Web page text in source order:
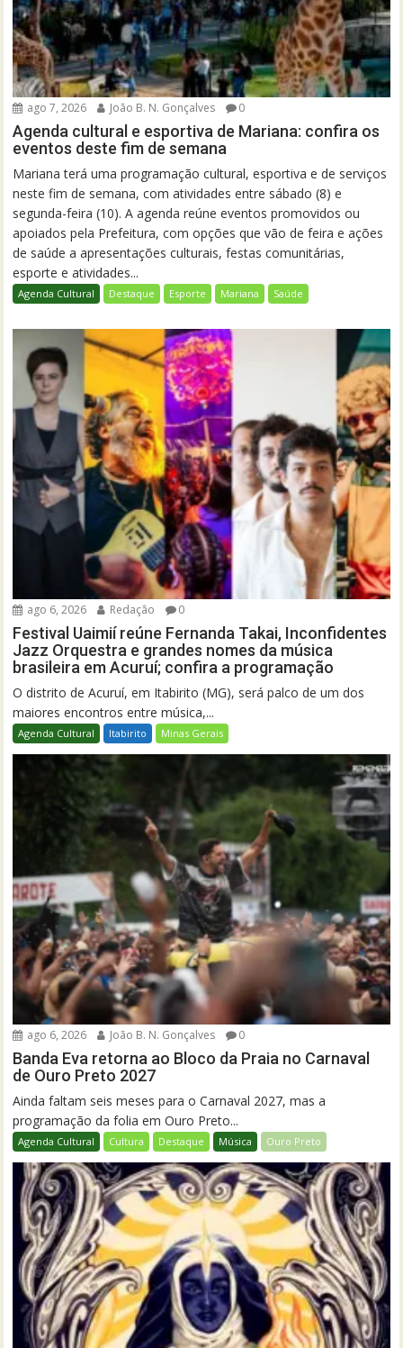
ago 7, 2026 João B. N. Gonçalves 0
Agenda cultural e esportiva de Mariana: confira os
eventos deste fim de semana
Mariana terá uma programação cultural, esportiva e de serviços
neste fim de semana, com atividades entre sábado (8) e
segunda-feira (10). A agenda reúne eventos promovidos ou
apoiados pela Prefeitura, com opções que vão de feira e ações
de saúde a apresentações culturais, festas comunitárias,
esporte e atividades...
Agenda Cultural Destaque Esporte Mariana Saúde
ago 6, 2026 Redação 0
Festival Uaimií reúne Fernanda Takai, Inconfidentes
Jazz Orquestra e grandes nomes da música
brasileira em Acuruí; confira a programação
O distrito de Acuruí, em Itabirito (MG), será palco de um dos
maiores encontros entre música,...
Agenda Cultural Itabirito Minas Gerais
ago 6, 2026 João B. N. Gonçalves 0
Banda Eva retorna ao Bloco da Praia no Carnaval
de Ouro Preto 2027
Ainda faltam seis meses para o Carnaval 2027, mas a
programação da folia em Ouro Preto...
Agenda Cultural Cultura Destaque Música Ouro Preto